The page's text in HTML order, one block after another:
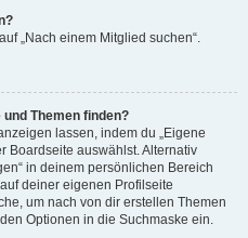
„Nach einem Mitglied suchen“.
Themen finden?
lassen, indem du „Eigene
Boardseite auswählst. Alternativ
in deinem persönlichen Bereich
deiner eigenen Profilseite
um nach von dir erstellen Themen
Optionen in die Suchmaske ein.